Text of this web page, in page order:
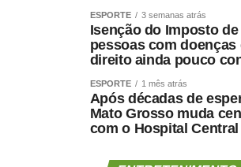
ESPORTE 3 semanas atrás
Isenção do Imposto
pessoas com doenças
direito ainda pouco
ESPORTE 1 mês atrás
Após décadas de
Mato Grosso muda
com o Hospital Central